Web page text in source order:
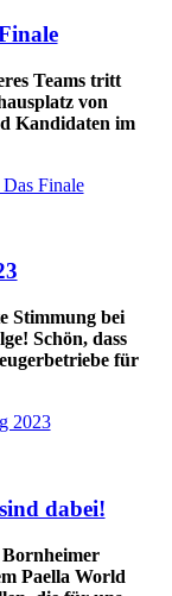
Teams tritt
von
Kandidaten im
Finale
Stimmung bei
Schön, dass
für
2023
dabei!
Paella World